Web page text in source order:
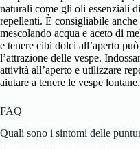
naturali come gli oli essenziali
repellenti. È consigliabile
mescolando acqua e aceto di
e tenere cibi dolci all’aperto
l’attrazione delle vespe.
attività all’aperto e utilizzare
aiutare a tenere le vespe lontane.
FAQ
Quali sono i sintomi delle